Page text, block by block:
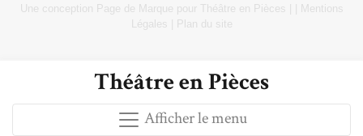
Théâtre en Pièces
Afficher le menu
Une conception Page de Marque pour Théâtre en Pièces
Mentions
Légales
Plan du site